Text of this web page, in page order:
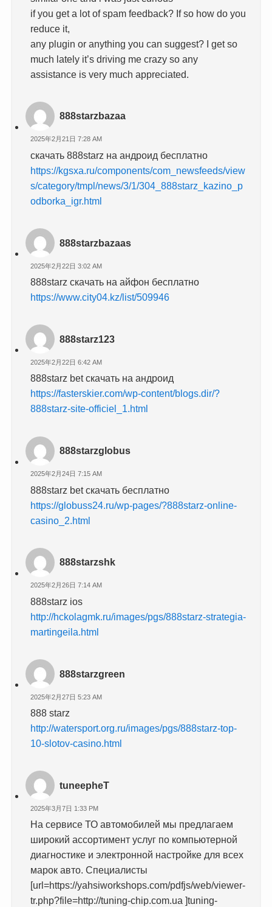
if you get a lot of spam feedback? If so how do you
reduce it,
any plugin or anything you can suggest? I get so
much lately it’s driving me crazy so any
assistance is very much appreciated.
888starzbazaa
2025年2月21日 7:28 AM
скачать 888starz на андроид бесплатно
https://kgsxa.ru/components/com_newsfeeds/view
s/category/tmpl/news/3/1/304_888starz_kazino_p
odborka_igr.html
888starzbazaas
2025年2月22日 3:02 AM
888starz скачать на айфон бесплатно
https://www.city04.kz/list/509946
888starz123
2025年2月22日 6:42 AM
888starz bet скачать на андроид
https://fasterskier.com/wp-content/blogs.dir/?
888starz-site-officiel_1.html
888starzglobus
2025年2月24日 7:15 AM
888starz bet скачать бесплатно
https://globuss24.ru/wp-pages/?888starz-online-
casino_2.html
888starzshk
2025年2月26日 7:14 AM
888starz ios
http://hckolagmk.ru/images/pgs/888starz-strategia-
martingeila.html
888starzgreen
2025年2月27日 5:23 AM
888 starz
http://watersport.org.ru/images/pgs/888starz-top-
10-slotov-casino.html
tuneepheT
2025年3月7日 1:33 PM
На сервисе ТО автомобилей мы предлагаем
широкий ассортимент услуг по компьютерной
диагностике и электронной настройке для всех
марок авто. Специалисты
[url=https://yahsiworkshops.com/pdfjs/web/viewer-
tr.php?file=http://tuning-chip.com.ua ]tuning-